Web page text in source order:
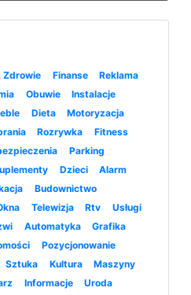
Zdrowie Finanse
Reklama
Obuwie
Instalacje
Dieta
Motoryzacja
Rozrywka
Fitness
Parking
Dzieci
Alarm
Budownictwo
Telewizja Rtv
Usługi
Automatyka
Grafika
Pozycjonowanie
Sztuka Kultura
Maszyny
Informacje
Uroda